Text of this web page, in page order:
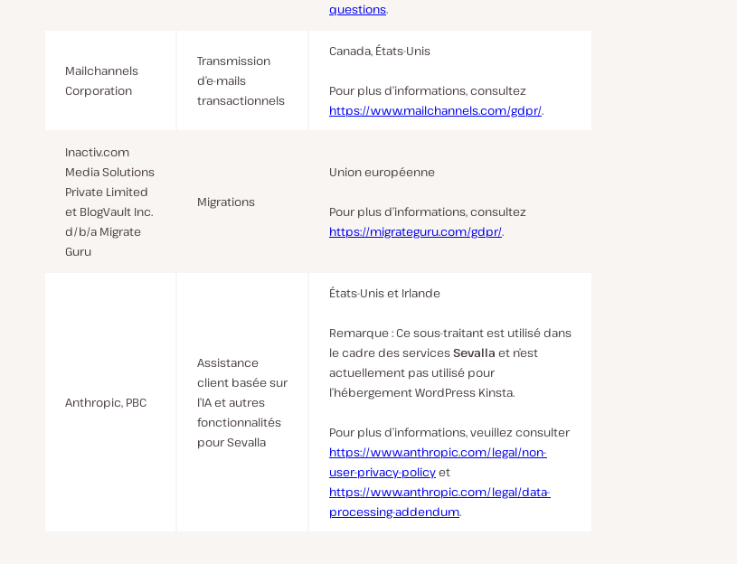
questions.
Mailchannels
Corporation
Transmission
d’e-mails
transactionnels
Canada, États-Unis
Pour plus d’informations, consultez
https://www.mailchannels.com/gdpr/.
Inactiv.com
Media Solutions
Private Limited
et BlogVault Inc.
d/b/a Migrate
Guru
Migrations
Union européenne
Pour plus d’informations, consultez
https://migrateguru.com/gdpr/.
Anthropic, PBC
Assistance
client basée sur
l’IA et autres
fonctionnalités
pour Sevalla
États-Unis et Irlande
Remarque: Ce sous-traitant est utilisé dans
le cadre des servicesSevalla et n’est
actuellement pas utilisé pour
l’hébergement WordPress Kinsta.
Pour plus d’informations, veuillez consulter
https://www.anthropic.com/legal/non-
user-privacy-policyet
https://www.anthropic.com/legal/data-
processing-addendum.